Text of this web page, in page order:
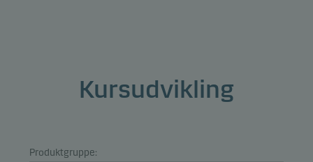
Kursudvikling
Produktgruppe: